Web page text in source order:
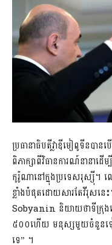
ប្រធានាធិបតីវ្លាឌីមៀពូទីនបានប
ពិភាក្សាពីវិធានការណ៍នានាដើ
កូរ៉ូណានៅក្នុងប្រទេសរុស្ស៊ី។
ខ្លាំងបំផុតដោយសារតែវីរុស
Sobyanin និយាយថាទីក្រុង
៥០០ហើយ មនុស្សមួយចំនួនទៀ
ទេ” ។